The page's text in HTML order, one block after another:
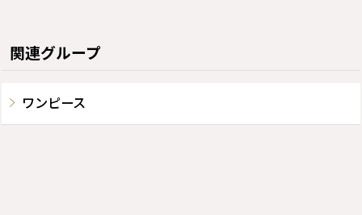
関連グループ
ワンピース